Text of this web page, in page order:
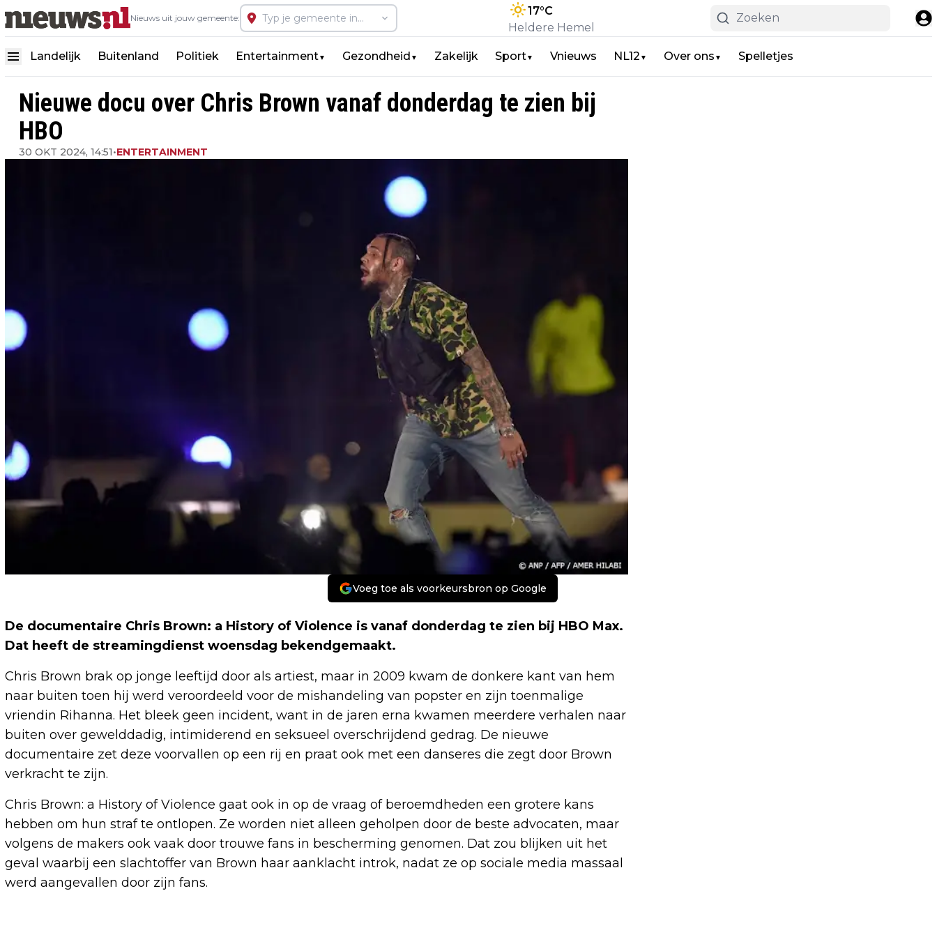
Nieuws uit jouw gemeente:
17°C
Heldere Hemel
Landelijk Buitenland Politiek Entertainment▼ Gezondheid ▼ Zakelijk Sport▼ Vnieuws NL12 ▼ Over ons ▼ Spelletjes
Nieuwe docu over Chris Brown vanaf donderdag te zien bij
HBO
30 OKT 2024, 14:51•ENTERTAINMENT
Voeg toe als voorkeursbron op Google
De documentaire Chris Brown: a History of Violence is vanaf donderdag te zien bij HBO Max.
Dat heeft de streamingdienst woensdag bekendgemaakt.
Chris Brown brak op jonge leeftijd door als artiest, maar in 2009 kwam de donkere kant van hem
naar buiten toen hij werd veroordeeld voor de mishandeling van popster en zijn toenmalige
vriendin Rihanna. Het bleek geen incident, want in de jaren erna kwamen meerdere verhalen naar
buiten over gewelddadig, intimiderend en seksueel overschrijdend gedrag. De nieuwe
documentaire zet deze voorvallen op een rij en praat ook met een danseres die zegt door Brown
verkracht te zijn.
Chris Brown: a History of Violence gaat ook in op de vraag of beroemdheden een grotere kans
hebben om hun straf te ontlopen. Ze worden niet alleen geholpen door de beste advocaten, maar
volgens de makers ook vaak door trouwe fans in bescherming genomen. Dat zou blijken uit het
geval waarbij een slachtoffer van Brown haar aanklacht introk, nadat ze op sociale media massaal
werd aangevallen door zijn fans.